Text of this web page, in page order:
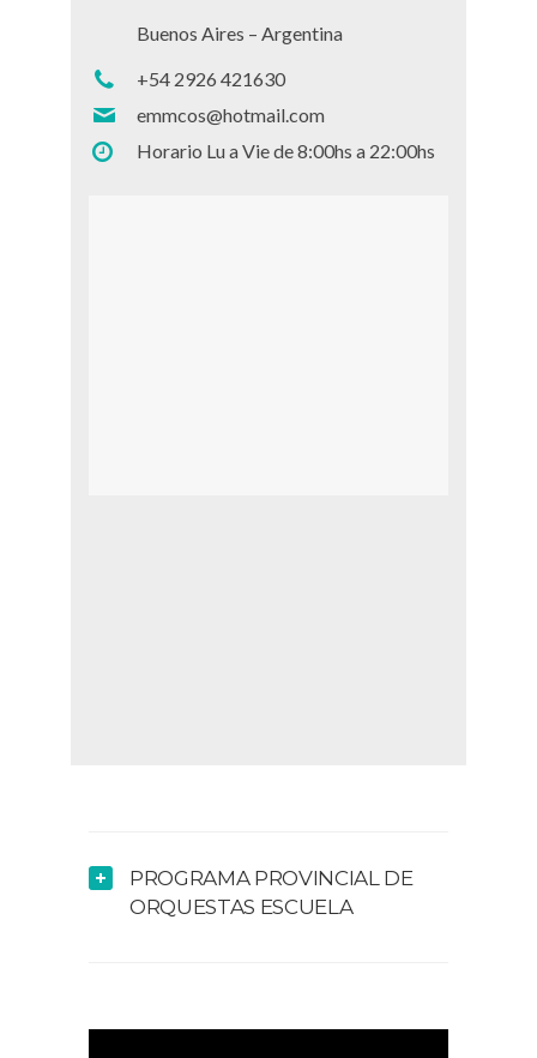
Buenos Aires – Argentina
+54 2926 421630
emmcos@hotmail.com
Horario Lu a Vie de 8:00hs a 22:00hs
PROGRAMA PROVINCIAL DE
ORQUESTAS ESCUELA